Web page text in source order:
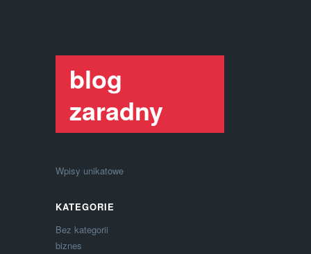
blog
zaradny
Wpisy unikatowe
KATEGORIE
Bez kategorii
biznes